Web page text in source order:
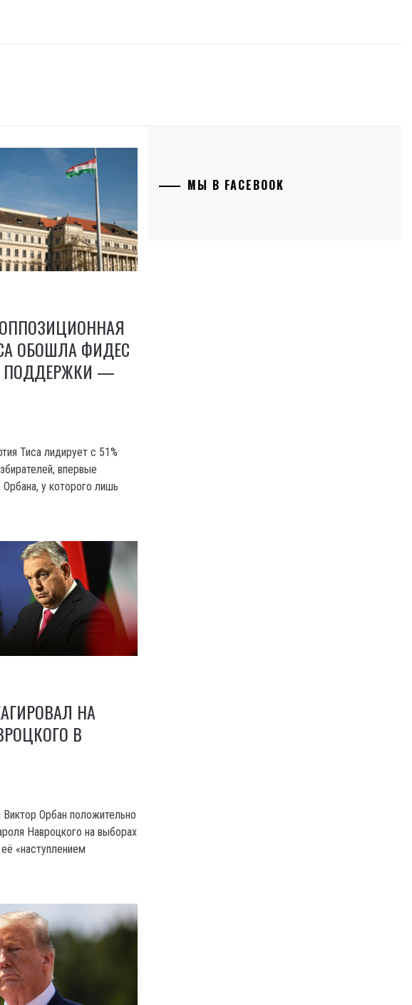
ОБОШЛА ФИДЕС
ПОДДЕРЖКИ —
Тиса лидирует с 51%
впервые
у которого лишь
НА
В
Орбан положительно
Навроцкого на выборах
«наступлением
МЫ В FACEBOOK